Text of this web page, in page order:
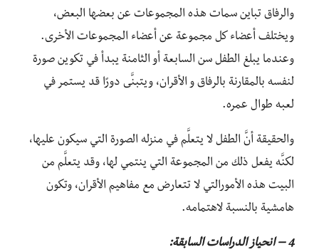
والرفاق تباين سمات هذه المجموعات عن بعضها البعض،
ويختلف أعضاء كل مجموعة عن أعضاء المجموعات الأخرى.
وعندما يبلغ الطفل سن السابعة أو الثامنة يبدأ في تكوين صورة
لنفسه بالمقارنة بالرفاق و الأقران، ويتبنَّى دورًا قد يستمر في
لعبه طوال عمره.
والحقيقة أنَّ الطفل لا يتعلَّم في منزله الصورة التي سيكون عليها،
لكنَّه يفعل ذلك من المجموعة التي ينتمي لها، وقد يتعلَّم من
البيت هذه الأمورالتي لا تتعارض مع مفاهيم الأقران، وتكون
هامشية بالنسبة لاهتمامه.
4 – انحياز الدراسات السابقة: